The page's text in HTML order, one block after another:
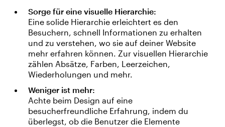
Sorge für eine visuelle Hierarchie:
Eine solide Hierarchie erleichtert es den
Besuchern, schnell Informationen zu erhalten
und zu verstehen, wo sie auf deiner Website
mehr erfahren können. Zur visuellen Hierarchie
zählen Absätze, Farben, Leerzeichen,
Wiederholungen und mehr.
Weniger ist mehr:
Achte beim Design auf eine
besucherfreundliche Erfahrung, indem du
überlegst, ob die Benutzer die Elemente